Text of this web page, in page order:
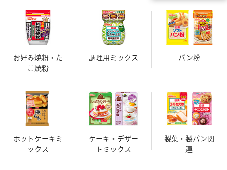
お好み焼粉・た
こ焼粉
調理用ミックス パン粉
ホットケーキミ
ックス
ケーキ・デザー
トミックス
製菓・製パン関
連